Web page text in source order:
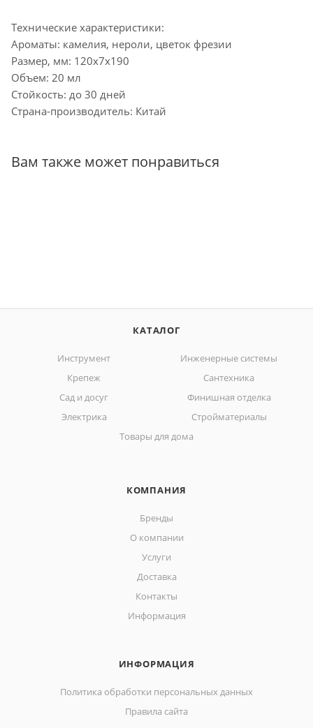
Технические характеристики:
Ароматы: камелия, нероли, цветок фрезии
Размер, мм: 120х7х190
Объем: 20 мл
Стойкость: до 30 дней
Страна-производитель: Китай
Вам также может понравиться
КАТАЛОГ
Инструмент
Инженерные системы
Крепеж
Сантехника
Сад и досуг
Финишная отделка
Электрика
Стройматериалы
Товары для дома
КОМПАНИЯ
Бренды
О компании
Услуги
Доставка
Контакты
Информация
ИНФОРМАЦИЯ
Политика обработки персональных данных
Правила сайта